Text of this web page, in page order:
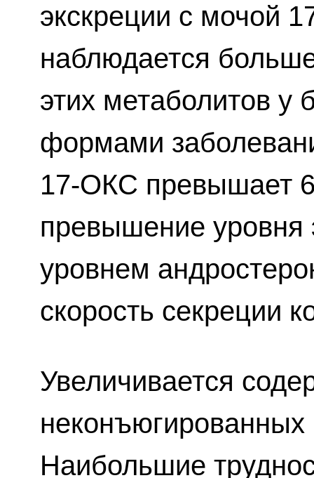
экскреции с мочой
наблюдается
этих метаболитов
формами
17-ОКС превышает 6
превышение уровня
уровнем
скорость секреции
Увеличивается
Наибольшие